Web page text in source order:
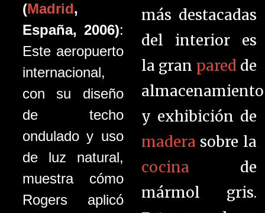
(Madrid,
España, 2006):
Este aeropuerto
internacional,
con su diseño
de techo
ondulado y uso
de luz natural,
muestra cómo
Rogers aplicó
más destacadas
del interior es
la gran pared de
almacenamiento
y exhibición de
madera sobre la
cocina de
mármol gris.